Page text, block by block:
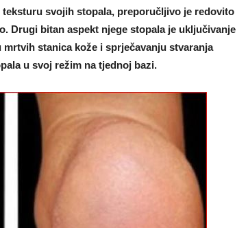
svojih stopala, preporučljivo je redovito
Drugi bitan aspekt njege stopala je uključivanje
stanica kože i sprječavanju stvaranja
u svoj režim na tjednoj bazi.